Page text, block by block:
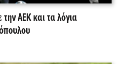
ΑΕΚ και τα λόγια